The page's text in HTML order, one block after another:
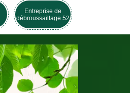
Entreprise de
débroussaillage 52